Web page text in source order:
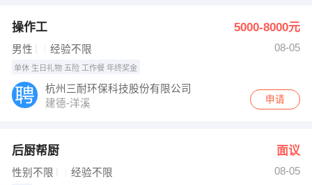
操作工 5000-8000元
男性 经验不限 08-05
单休 生日礼物 五险 工作餐 年终奖金
杭州三耐环保科技股份有限公司
建德-洋溪
申请
后厨帮厨 面议
性别不限 经验不限 08-05